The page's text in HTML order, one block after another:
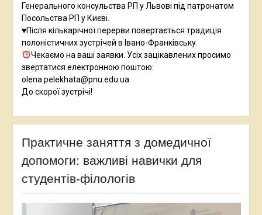
Генерального консульства РП у Львові під патронатом
Посольства РП у Києві.
♥️Після кількарічної перерви повертається традиція
полоністичних зустрічей в Івано-Франківську.
Чекаємо на ваші заявки. Усіх зацікавлених просимо
звертатися електронною поштою:
olena.pelekhata@pnu.edu.ua
До скорої зустрічі!
Практичне заняття з домедичної
допомоги: важливі навички для
студентів-філологів